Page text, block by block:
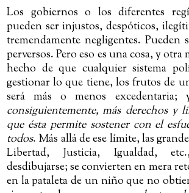
Los gobiernos o los diferentes
pueden ser injustos, despóticos,
tremendamente negligentes. Pueden
perversos. Pero eso es una cosa, y
hecho de que cualquier sistema
gestionar lo que tiene, los frutos de
será más o menos excedentaria;
consiguientemente, más derechos y
que ésta permite sostener con el
todos. Más allá de ese límite, las
Libertad, Justicia, Igualdad,
desdibujarse; se convierten en mera
en la pataleta de un niño que no